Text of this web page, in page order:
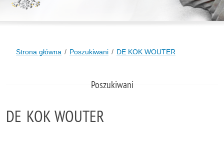
Strona główna Poszukiwani DE KOK WOUTER
Poszukiwani
DE KOK WOUTER